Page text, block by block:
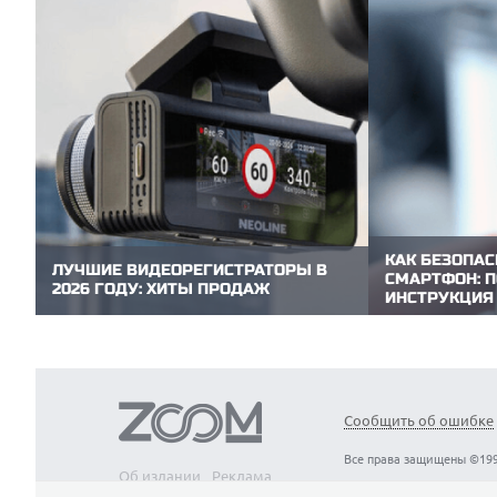
ЛУЧШИЕ ВИДЕОРЕГИСТРАТОРЫ В
2026 ГОДУ: ХИТЫ ПРОДАЖ
ситуации. Редакция ZOOM.CNews выбрала
модели видеорегистраторов, которые
пользуются...
КАК
СМАРТФОН:
ИНСТРУКЦИЯ
Покупка б/у
ZOOM.CNews
аппарата и
Об издании
Реклама
Сообщить об ошибке
Все права защищены